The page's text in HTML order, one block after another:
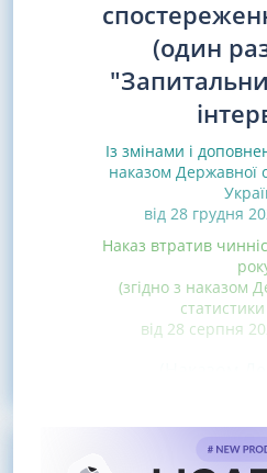
(один
Із змінами і
наказом Державної
від 28 грудня
Наказ втратив
(згідно з наказом
від 28 серпня